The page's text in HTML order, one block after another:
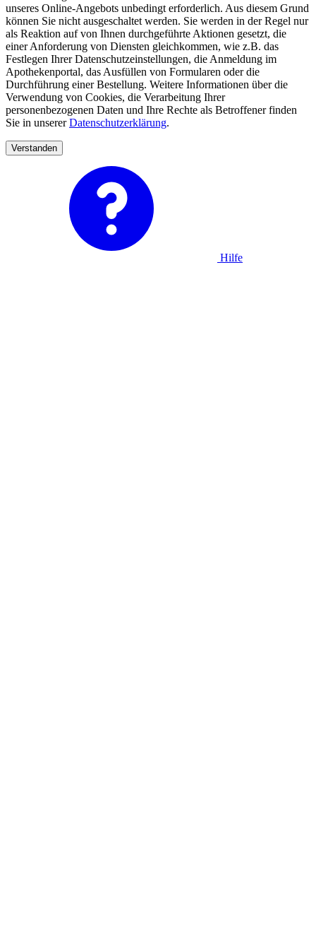
unseres Online-Angebots unbedingt erforderlich. Aus diesem Grund
können Sie nicht ausgeschaltet werden. Sie werden in der Regel nur
als Reaktion auf von Ihnen durchgeführte Aktionen gesetzt, die
einer Anforderung von Diensten gleichkommen, wie z.B. das
Festlegen Ihrer Datenschutzeinstellungen, die Anmeldung im
Apothekenportal, das Ausfüllen von Formularen oder die
Durchführung einer Bestellung. Weitere Informationen über die
Verwendung von Cookies, die Verarbeitung Ihrer
personenbezogenen Daten und Ihre Rechte als Betroffener finden
Sie in unsererDatenschutzerklärung.
Verstanden
Hilfe